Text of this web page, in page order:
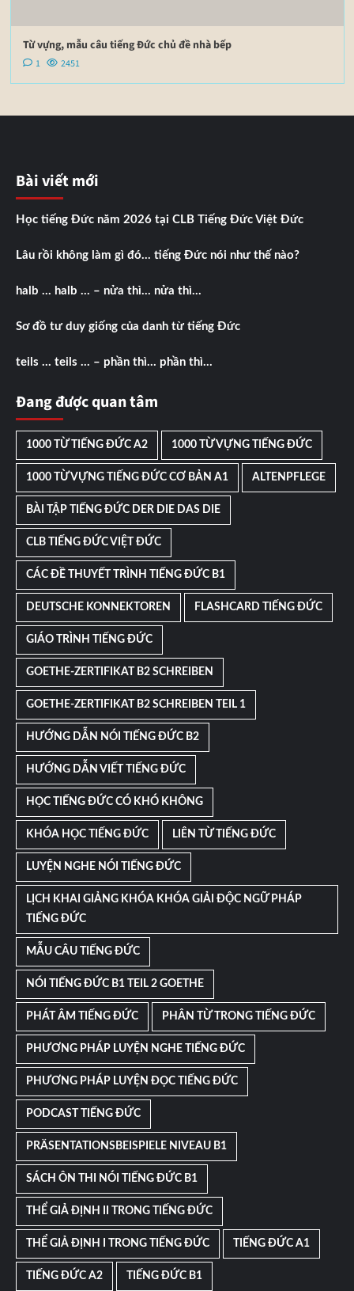
Từ vựng, mẫu câu tiếng Đức chủ đề nhà bếp
1 2451
Bài viết mới
Học tiếng Đức năm 2026 tại CLB Tiếng Đức Việt Đức
Lâu rồi không làm gì đó… tiếng Đức nói như thế nào?
halb … halb … – nửa thì… nửa thì…
Sơ đồ tư duy giống của danh từ tiếng Đức
teils … teils … – phần thì… phần thì…
Đang được quan tâm
1000 TỪ TIẾNG ĐỨC A2 1000 TỪ VỰNG TIẾNG ĐỨC
1000 TỪ VỰNG TIẾNG ĐỨC CƠ BẢN A1 ALTENPFLEGE
BÀI TẬP TIẾNG ĐỨC DER DIE DAS DIE
CLB TIẾNG ĐỨC VIỆT ĐỨC
CÁC ĐỀ THUYẾT TRÌNH TIẾNG ĐỨC B1
DEUTSCHE KONNEKTOREN FLASHCARD TIẾNG ĐỨC
GIÁO TRÌNH TIẾNG ĐỨC
GOETHE-ZERTIFIKAT B2 SCHREIBEN
GOETHE-ZERTIFIKAT B2 SCHREIBEN TEIL 1
HƯỚNG DẪN NÓI TIẾNG ĐỨC B2
HƯỚNG DẪN VIẾT TIẾNG ĐỨC
HỌC TIẾNG ĐỨC CÓ KHÓ KHÔNG
KHÓA HỌC TIẾNG ĐỨC LIÊN TỪ TIẾNG ĐỨC
LUYỆN NGHE NÓI TIẾNG ĐỨC
LỊCH KHAI GIẢNG KHÓA KHÓA GIẢI ĐỘC NGỮ PHÁP
TIẾNG ĐỨC
MẪU CÂU TIẾNG ĐỨC
NÓI TIẾNG ĐỨC B1 TEIL 2 GOETHE
PHÁT ÂM TIẾNG ĐỨC PHÂN TỪ TRONG TIẾNG ĐỨC
PHƯƠNG PHÁP LUYỆN NGHE TIẾNG ĐỨC
PHƯƠNG PHÁP LUYỆN ĐỌC TIẾNG ĐỨC
PODCAST TIẾNG ĐỨC
PRÄSENTATIONSBEISPIELE NIVEAU B1
SÁCH ÔN THI NÓI TIẾNG ĐỨC B1
THỂ GIẢ ĐỊNH II TRONG TIẾNG ĐỨC
THỂ GIẢ ĐỊNH I TRONG TIẾNG ĐỨC TIẾNG ĐỨC A1
TIẾNG ĐỨC A2 TIẾNG ĐỨC B1